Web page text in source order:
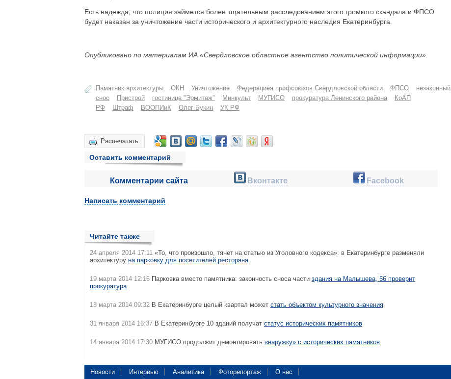
Есть надежда, что полиция займется более тщательным расследованием этого громкого скандала и ФПСО
будет наказан за уничтожение части исторического и архитектурного наследия Екатеринбурга.
Опубликовано по материалам ИА «Свердловское областное агентство политической информации».
Памятник архитектуры ОКН Уничтожение Федерациея профсоюзов Свердловской области ФПСО
незаконный
снос
Пристрой гостиница "Эрмитаж" Минкульт МУГИСО прокуратура Ленинского района
КоАП
РФ
Штраф ВООПИиК Олег Букин УК РФ
Распечатать
Оставить комментарий
Комментарии сайта Вконтакте Facebook
Написать комментарий
Читайте также
24 апреля 2014 17:11 «То, что произошло, тянет на статью из Уголовного кодекса»: в Екатеринбурге разменяли
архитектуру на парковку для посетителей ресторана
19 марта 2014 12:16 Парковка вместо памятника: законность сноса части здания на Малышева, 56 проверит
прокуратура
18 марта 2014 09:32 В Екатеринбурге целый квартал может стать объектом культурного значения
31 января 2014 16:37 В Екатеринбурге 10 зданий получат статус исторических памятников
14 января 2014 17:30 МУГИСО продолжит демонтировать «наружку» с исторических памятников
Новости Интервью Аналитика Фоторепортаж О нас